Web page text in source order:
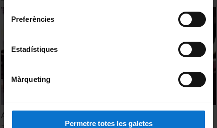
Preferències
Estadístiques
Màrqueting
Permetre totes les galetes
Acte de graduació Filologia Anglesa 1996